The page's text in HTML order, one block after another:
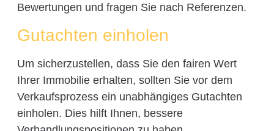
Bewertungen und fragen Sie nach Referenzen.
Gutachten einholen
Um sicherzustellen, dass Sie den fairen Wert
Ihrer Immobilie erhalten, sollten Sie vor dem
Verkaufsprozess ein unabhängiges Gutachten
einholen. Dies hilft Ihnen, bessere